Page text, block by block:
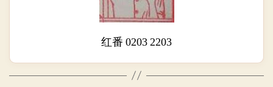
红番 0203 2203